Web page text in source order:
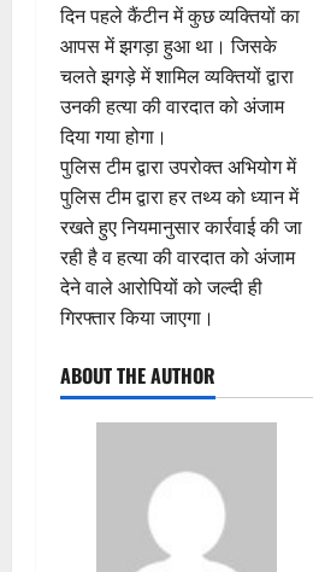
दिन पहले कैंटीन में कुछ व्यक्तियों का
आपस में झगड़ा हुआ था। जिसके
चलते झगड़े में शामिल व्यक्तियों द्वारा
उनकी हत्या की वारदात को अंजाम
दिया गया होगा।
पुलिस टीम द्वारा उपरोक्त अभियोग में
पुलिस टीम द्वारा हर तथ्य को ध्यान में
रखते हुए नियमानुसार कार्रवाई की जा
रही है व हत्या की वारदात को अंजाम
देने वाले आरोपियों को जल्दी ही
गिरफ्तार किया जाएगा।
ABOUT THE AUTHOR